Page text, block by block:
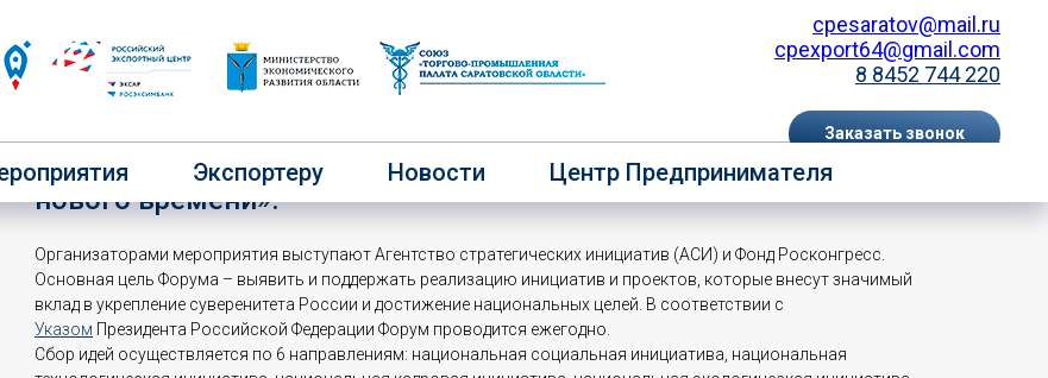
cpesaratov@mail.ru
cpexport64@gmail.com
8 8452 744 220
Заказать звонок
EN RU
Экспортеру Новости Центр Предпринимателя
Продолжается сбор идей на третий форум «Сильные идеи для
нового времени».
Организаторами мероприятия выступают Агентство стратегических инициатив (АСИ) и Фонд Росконгресс.
Основная цель Форума – выявить и поддержать реализацию инициатив и проектов, которые внесут значимый
вклад в укрепление суверенитета России и достижение национальных целей. В соответствии с
Указом Президента Российской Федерации Форум проводится ежегодно.
Сбор идей осуществляется по 6 направлениям: национальная социальная инициатива, национальная